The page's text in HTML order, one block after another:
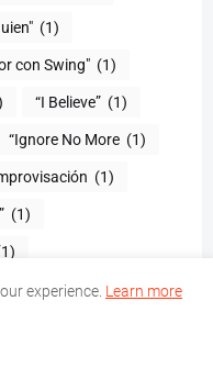
(1)
con Swing" (1)
“I Believe” (1)
“Ignore No More (1)
(1)
(1)
(4)
experience. Learn more